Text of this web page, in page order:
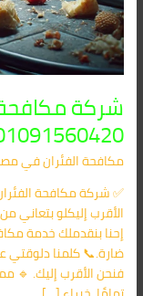
شركة
01091560420 / الأقرب
مكافحة الفئران​ في
الأقرب إليكلو
إحنا بنقدملك خدمة
فنحن الأقرب إليك. 🔹